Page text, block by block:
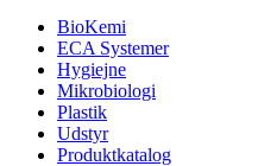
BioKemi
ECA Systemer
Hygiejne
Mikrobiologi
Plastik
Udstyr
Produktkatalog